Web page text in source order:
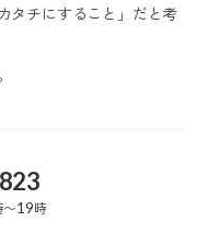
タチにすること」だと考
〜19時